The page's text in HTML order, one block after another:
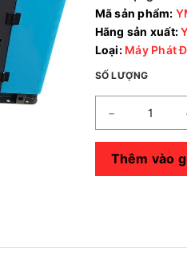
Mã sản phẩm:
Hãng sản xuất:
Loại:Máy Phát
SỐ LƯỢNG
-
Thêm vào